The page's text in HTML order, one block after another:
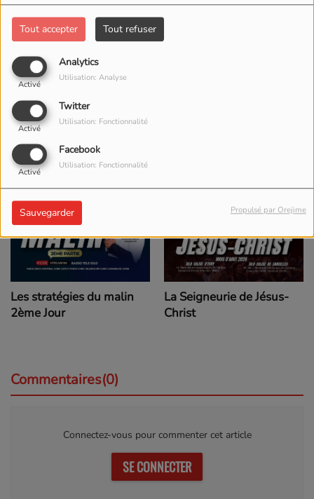
Tout accepter Tout refuser
Analytics
Activé
Utilisation: Analyse
Twitter
Activé
Utilisation: Fonctionnalité
Facebook
Activé
Utilisation: Fonctionnalité
Sauvegarder Propulsé par Orejime
2026 ANNEE DE L'ABONDANCE
Ceci est une vision pour toute l'année 2026.
Nous devons travaille en nous concentrant sur cette
pensée "ABONDANCE"
Voir aussi
Les stratégies du malin
2ème Jour
La Seigneurie de Jésus-
Christ
Commentaires(0)
Connectez-vous pour commenter cet article
SE CONNECTER